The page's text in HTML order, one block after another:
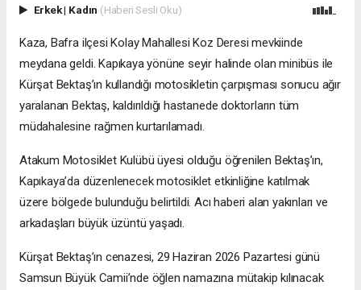
Erkek| Kadın (Haberi Sesli Oku)
Kaza, Bafra ilçesi Kolay Mahallesi Koz Deresi mevkiinde
meydana geldi. Kapıkaya yönüne seyir halinde olan minibüs ile
Kürşat Bektaş’ın kullandığı motosikletin çarpışması sonucu ağır
yaralanan Bektaş, kaldırıldığı hastanede doktorların tüm
müdahalesine rağmen kurtarılamadı.
Atakum Motosiklet Kulübü üyesi olduğu öğrenilen Bektaş’ın,
Kapıkaya’da düzenlenecek motosiklet etkinliğine katılmak
üzere bölgede bulunduğu belirtildi. Acı haberi alan yakınları ve
arkadaşları büyük üzüntü yaşadı.
Kürşat Bektaş’ın cenazesi, 29 Haziran 2026 Pazartesi günü
Samsun Büyük Camii’nde öğlen namazına mütakip kılınacak